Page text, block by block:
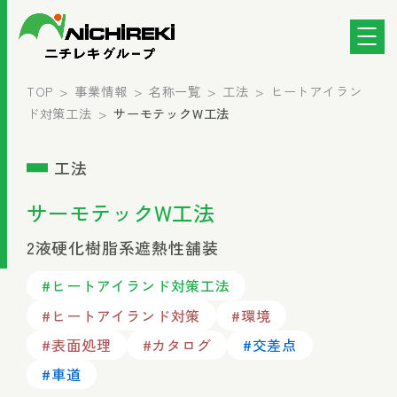
TOP 事業情報 名称一覧 工法
ヒートアイラン
ド対策工法
サーモテックW工法
工法
サーモテックW工法
2液硬化樹脂系遮熱性舗装
#ヒートアイランド対策工法
#ヒートアイランド対策
#環境
#表面処理
#カタログ
#交差点
#車道